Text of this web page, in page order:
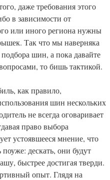
даже требования этого
в зависимости от
или иного региона нужны
Так что мы наверняка
подбора шин, а пока давайте
то бишь тактикой.
как правило,
шин нескольких
не всегда оговаривает
право выбора
устоявшееся мнение, что
дескать, они будут
быстрее достигая тверди.
опыт. Глядя на